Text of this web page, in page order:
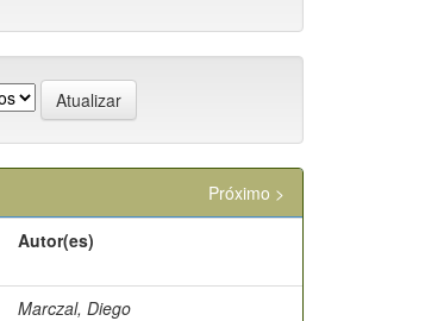
Próximo >
Autor(es)
Marczal, Diego